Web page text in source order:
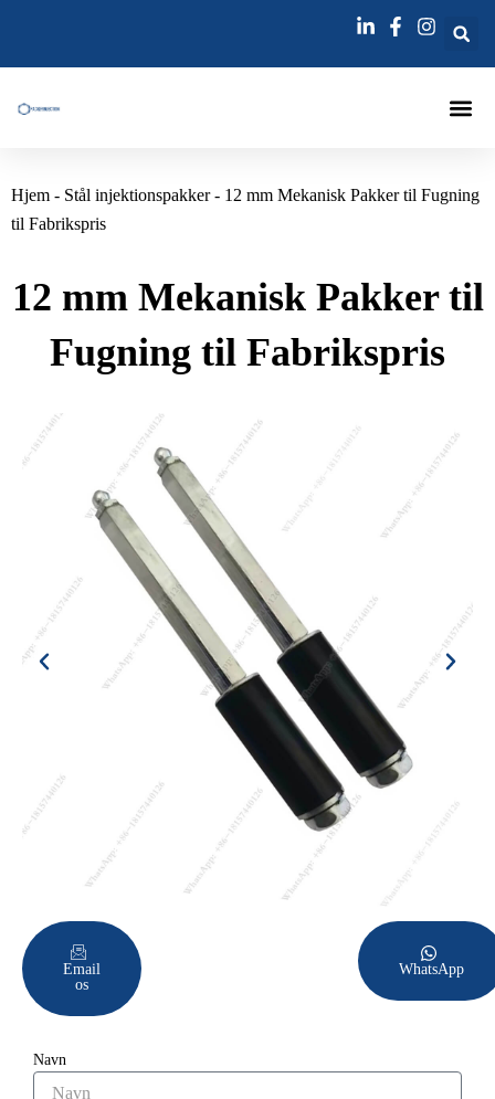
indholdet
Hjem - Stål injektionspakker- 12 mm Mekanisk Pakker til Fugning
til Fabrikspris
12 mm Mekanisk Pakker til
Fugning til Fabrikspris
Email
os
WhatsApp
Navn